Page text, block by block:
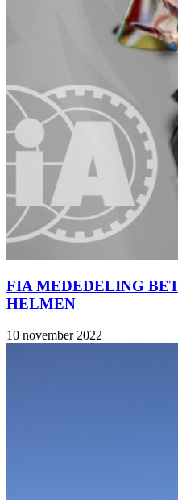
FIA MEDEDELING
HELMEN
10 november 2022